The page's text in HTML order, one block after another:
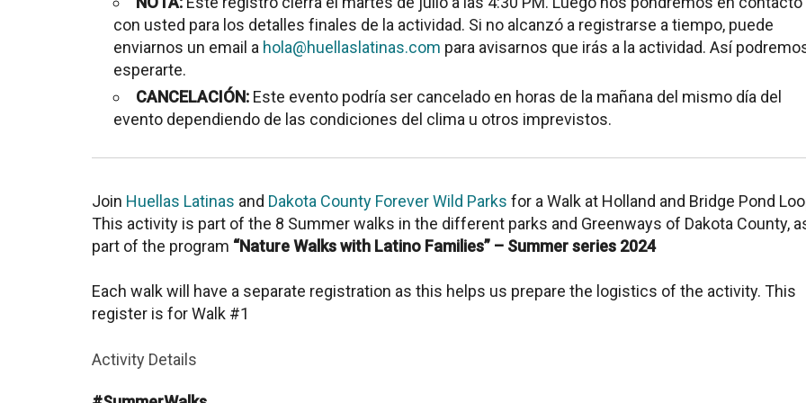
con usted para los detalles finales de la actividad. Si no alcanzó a registrarse a tiempo, puede
enviarnos un email a hola@huellaslatinas.com para avisarnos que irás a la actividad. Así
esperarte.
CANCELACIÓN: Este evento podría ser cancelado en horas de la mañana del mismo día del
evento dependiendo de las condiciones del clima u otros imprevistos.
Join Huellas Latinas and Dakota County Forever Wild Parks for a Walk at Holland and Bridge Pond
This activity is part of the 8 Summer walks in the different parks and Greenways of Dakota County,
part of the program “Nature Walks with Latino Families” – Summer series 2024
Each walk will have a separate registration as this helps us prepare the logistics of the activity. This
register is for Walk #1
Activity Details